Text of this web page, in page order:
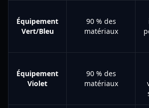
Équipement
Vert/Bleu
90 % des
matériaux
Équipement
Violet
90 % des
matériaux